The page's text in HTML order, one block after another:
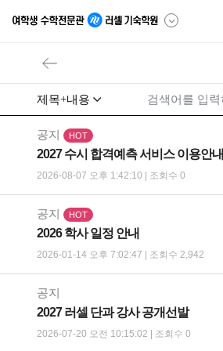
공지 HOT
2027 수시 합격예측 서비스 이용안내
2026-08-07 오후 1:42:10 | 조회수 0
공지 HOT
2026 학사 일정 안내
2026-01-14 오후 7:02:47 | 조회수 2,942
공지
2027 러셀 단과 강사 공개선발
2026-07-20 오전 10:15:02 | 조회수 0